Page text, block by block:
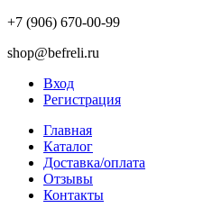
+7 (906) 670-00-99
shop@befreli.ru
Вход
Регистрация
Главная
Каталог
Доставка/оплата
Отзывы
Контакты